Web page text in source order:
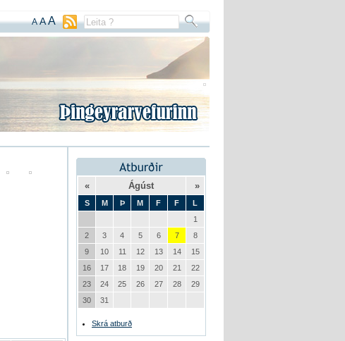
A AA
« Ágúst »
S M Þ M F F
L
1
2
3 4 5 6 7
8
9
10 11 12 13 14
15
16
17 18 19 20 21
22
23
24 25 26 27 28
29
30
31
Skrá atburð